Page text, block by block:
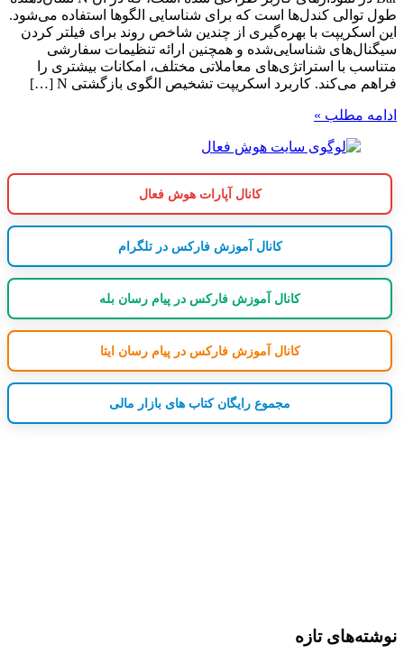
طول توالی کندل‌ها است که برای شناسایی الگوها استفاده می‌شود.
این اسکریپت با بهره‌گیری از چندین شاخص روند برای فیلتر کردن
سیگنال‌های شناسایی‌شده و همچنین ارائه تنظیمات سفارشی
متناسب با استراتژی‌های معاملاتی مختلف، امکانات بیشتری را
فراهم می‌کند. کاربرد اسکریپت تشخیص الگوی بازگشتی N […]
ادامه مطلب »
کانال آپارات هوش فعال
کانال آموزش فارکس در تلگرام
کانال آموزش فارکس در پیام رسان بله
کانال آموزش فارکس در پیام رسان ایتا
مجموع رایگان کتاب های بازار مالی
نوشته‌های تازه